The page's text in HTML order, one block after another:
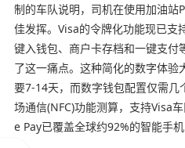
制的车队说明，司机在使用加油站
佳发挥。Visa的令牌化功能现已支
键入钱包、商户卡存档和一键支付
了这一痛点。这种简化的数字体验
要7-14天，而数字钱包配置仅需
场通信(NFC)功能测算，支持Visa
e Pay已覆盖全球约92%的智能手机